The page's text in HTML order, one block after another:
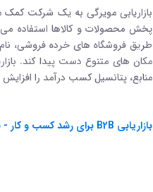
بازاریابی مویرگی به یک شرکت
پخش محصولات و کالاها استفاده می
طریق فروشگاه های خرده فروشی،
مکان های متنوع دست پیدا کند.
منابع، پتانسیل کسب درآمد را
بازاریابی B2B برای رشد کسب و کار - بازاریابی b2b چیست؟